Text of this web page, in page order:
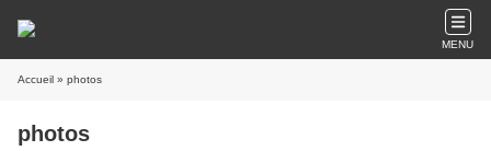
MENU
Accueil » photos
photos